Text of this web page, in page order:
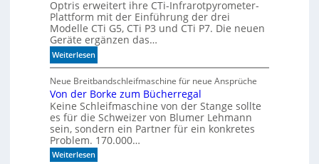
M
o
d
e
l
l
e
n
e
r
l
a
n
d
e
n
Optris erweitert ihre CTi-Infrarotpyrometer-
Plattform mit der Einführung der drei
Modelle CTi G5, CTi P3 und CTi P7. Die neuen
Geräte ergänzen das…
Weiterlesen:
S
p
e
z
a
i
Neue Breitbandschleifmaschine für neue Ansprüche
Von der Borke zum Bücherregal
Keine Schleifmaschine von der Stange sollte
es für die Schweizer von Blumer Lehmann
sein, sondern ein Partner für ein konkretes
Problem. 170.000…
Weiterlesen: